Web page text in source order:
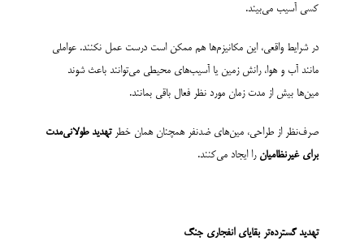
کسی آسیب می‌بیند.
در شرایط واقعی، این مکانیزم‌ها هم ممکن است درست عمل نکنند. عواملی
مانند آب و هوا، رانش زمین یا آسیب‌های محیطی می‌توانند باعث شوند
مین‌ها بیش از مدت زمان مورد نظر فعال باقی بمانند.
صرف‌نظر از طراحی، مین‌های ضدنفر همچنان همان خطرتهدید طولانی‌مدت
برای غیرنظامیان را ایجاد می‌کنند.
تهدید گسترده‌تر بقایای انفجاری جنگ